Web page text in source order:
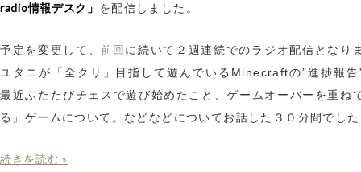
radio情報デスク」 を配信しました。
予定を変更して、前回に続いて２週連続でのラジオ配信となり
ユタニが「全クリ」目指して遊んでいるMinecraftの”進捗報告
最近ふたたびチェスで遊び始めたこと、ゲームオーバーを重ね
る」ゲームについて。などなどについてお話した３０分間でし
続きを読む »